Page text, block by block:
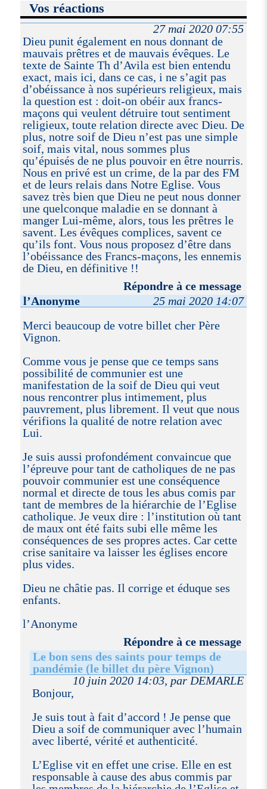
Vos réactions
27 mai 2020 07:55
Dieu punit également en nous donnant de
mauvais prêtres et de mauvais évêques. Le
texte de Sainte Th d’Avila est bien entendu
exact, mais ici, dans ce cas, i ne s’agit pas
d’obéissance à nos supérieurs religieux, mais
la question est : doit-on obéir aux francs-
maçons qui veulent détruire tout sentiment
religieux, toute relation directe avec Dieu. De
plus, notre soif de Dieu n’est pas une simple
soif, mais vital, nous sommes plus
qu’épuisés de ne plus pouvoir en être nourris.
Nous en privé est un crime, de la par des FM
et de leurs relais dans Notre Eglise. Vous
savez très bien que Dieu ne peut nous donner
une quelconque maladie en se donnant à
manger Lui-même, alors, tous les prêtres le
savent. Les évêques complices, savent ce
qu’ils font. Vous nous proposez d’être dans
l’obéissance des Francs-maçons, les ennemis
de Dieu, en définitive !!
Répondre à ce message
l’Anonyme
25 mai 2020 14:07
Merci beaucoup de votre billet cher Père
Vignon.
Comme vous je pense que ce temps sans
possibilité de communier est une
manifestation de la soif de Dieu qui veut
nous rencontrer plus intimement, plus
pauvrement, plus librement. Il veut que nous
vérifions la qualité de notre relation avec
Lui.
Je suis aussi profondément convaincue que
l’épreuve pour tant de catholiques de ne pas
pouvoir communier est une conséquence
normal et directe de tous les abus comis par
tant de membres de la hiérarchie de l’Eglise
catholique. Je veux dire : l’institution où tant
de maux ont été faits subi elle même les
conséquences de ses propres actes. Car cette
crise sanitaire va laisser les églises encore
plus vides.
Dieu ne châtie pas. Il corrige et éduque ses
enfants.
l’Anonyme
Répondre à ce message
Le bon sens des saints pour temps de
pandémie (le billet du père Vignon)
10 juin 2020 14:03, par DEMARLE
Bonjour,
Je suis tout à fait d’accord ! Je pense que
Dieu a soif de communiquer avec l’humain
avec liberté, vérité et authenticité.
L’Eglise vit en effet une crise. Elle en est
responsable à cause des abus commis par